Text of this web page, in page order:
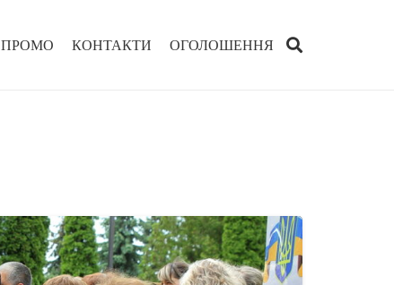
ПРОМО КОНТАКТИ ОГОЛОШЕННЯ